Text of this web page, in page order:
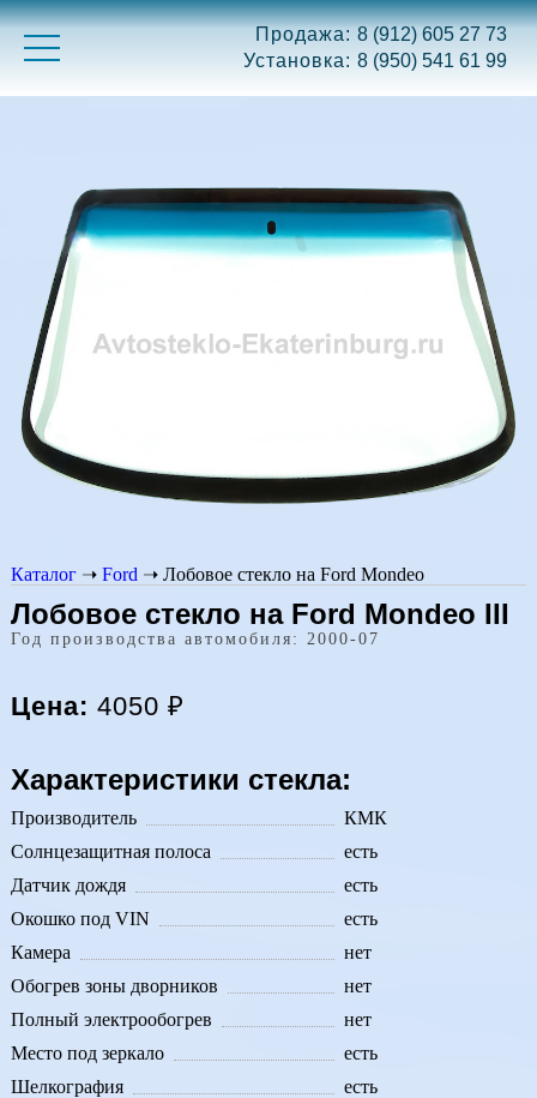
Продажа: 8 (912) 605 27 73
Установка: 8 (950) 541 61 99
Каталог ➝ Ford ➝ Лобовое стекло на Ford Mondeo
Лобовое стекло на Ford Mondeo III
Год производства автомобиля: 2000-07
Цена: 4050 ₽
Характеристики стекла:
Производитель
КМК
Солнцезащитная полоса
есть
Датчик дождя
есть
Окошко под VIN
есть
Камера
нет
Обогрев зоны дворников
нет
Полный электрообогрев
нет
Место под зеркало
есть
Шелкография
есть